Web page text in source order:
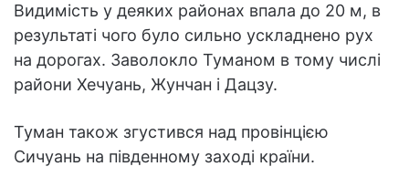
Видимість у деяких районах впала до 20 м, в
результаті чого було сильно ускладнено рух
на дорогах. Заволокло Туманом в тому числі
райони Хечуань, Жунчан і Дацзу.
Туман також згустився над провінцією
Сичуань на південному заході країни.